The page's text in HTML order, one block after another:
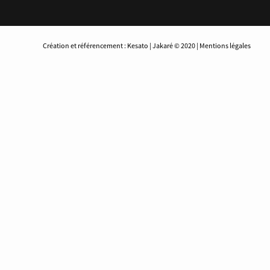
Création et référencement : Kesato | Jakaré © 2020 | Mentions légales